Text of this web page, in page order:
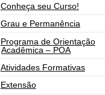
Conheça seu Curso!
Grau e Permanência
Programa de Orientação
Acadêmica – POA
Atividades Formativas
Extensão